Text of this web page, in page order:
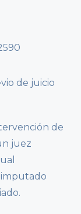
de juicio
de
juez